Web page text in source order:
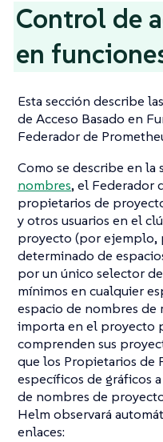
Control de
en
Esta sección describe
de Acceso Basado en
Federador de
Como se describe en la
nombres, el Federador
propietarios de
y otros usuarios en el
proyecto (por ejemplo,
determinado de
por un único selector
mínimos en cualquier
espacio de nombres de
importa en el proyecto
comprenden sus
que los Propietarios de
específicos de gráficos
de nombres de
Helm observará
enlaces: